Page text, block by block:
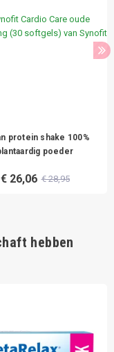
protein shake 100%
poeder
€ 26,06 € 28,95
hebben